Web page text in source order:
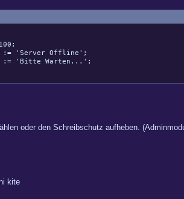
:= 'Server Offline';
:= 'Bitte Warten...';
oder den Schreibschutz aufheben.
kite